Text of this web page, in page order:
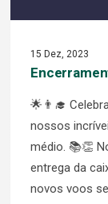
15 Dez, 2023
🌟👨‍🎓
nossos
médio. 📚👏
entrega da
novos voos